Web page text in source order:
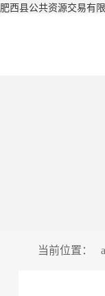
肥西县公共资源交易有
当前位置：